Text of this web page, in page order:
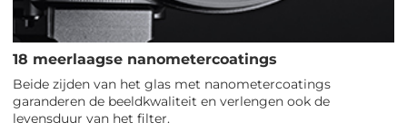
18 meerlaagse nanometercoatings
Beide zijden van het glas met nanometercoatings
garanderen de beeldkwaliteit en verlengen ook de
levensduur van het filter.